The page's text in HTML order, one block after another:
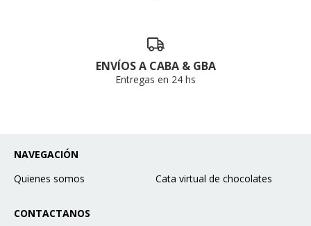
ENVÍOS A CABA & GBA
Entregas en 24 hs
NAVEGACIÓN
Quienes somos
Cata virtual de chocolates
CONTACTANOS